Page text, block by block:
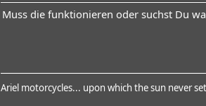
Muss die funktionieren oder suchst Du
Ariel motorcycles... upon which the sun never